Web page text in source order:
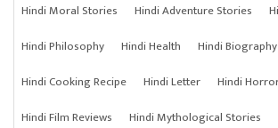
Hindi Moral Stories
Hindi Adventure Stories
Hindi Philosophy
Hindi Health
Hindi Biography
Hindi Cooking Recipe
Hindi Letter
Hindi
Hindi Film Reviews
Hindi Mythological Stories